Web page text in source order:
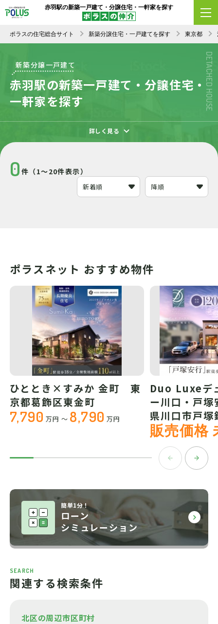
赤羽駅の新築一戸建て・分譲住宅・一軒家を探す
ポラスの住宅総合サイト 新築分譲住宅・一戸建てを探す 東京都
DETACHED HOUSE
新築分譲一戸建て
赤羽駅の新築一戸建て・分譲住宅・
一軒家を探す
詳しく見る
0 件（1～20件表示）
エリア変更 条件変更
ポラスネット おすすめ物件
ひととき×すみか 金町 東
京都葛飾区東金町
7,790 万円 ～ 8,790 万円
Duo Luxeデ
ー川口・戸
県川口市戸塚
販売価格
簡単1分！
ローン
シミュレーション
SEARCH
関連する検索条件
北区の周辺市区町村